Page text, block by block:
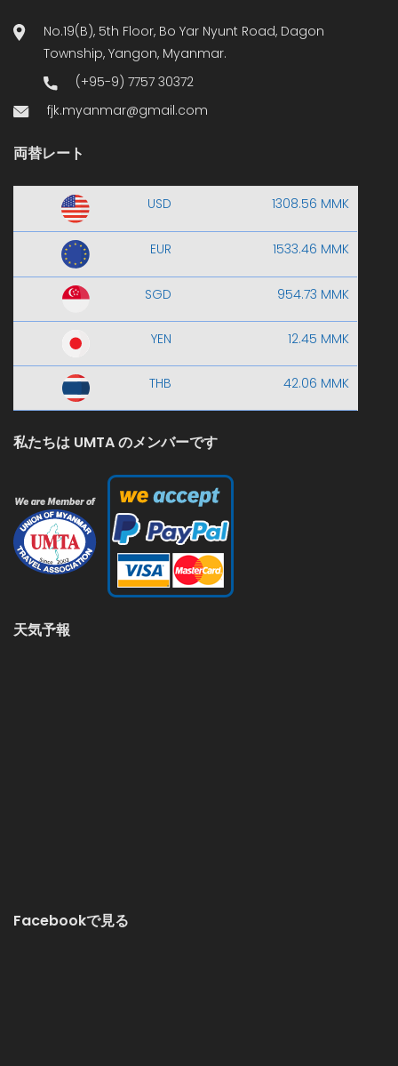
No.19(B), 5th Floor, Bo Yar Nyunt Road, Dagon
Township, Yangon, Myanmar.
(+95-9) 7757 30372
fjk.myanmar@gmail.com
両替レート
USD 1308.56 MMK
EUR 1533.46 MMK
SGD 954.73 MMK
YEN 12.45 MMK
THB 42.06 MMK
私たちは UMTA のメンバーです
天気予報
Facebookで見る